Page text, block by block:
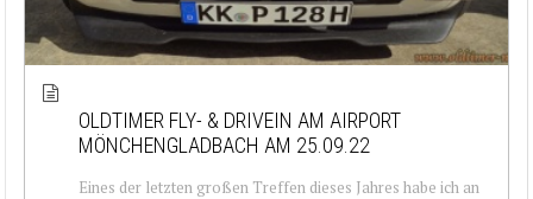
OLDTIMER FLY- & DRIVEIN AM AIRPORT
MÖNCHENGLADBACH AM 25.09.22
Eines der letzten großen Treffen dieses Jahres habe ich an